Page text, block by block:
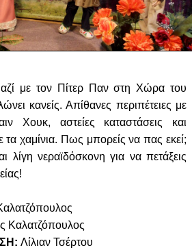
με τον Πίτερ Παν στη Χώρα του
κανείς. Απίθανες περιπέτειες με
Χουκ, αστείες καταστάσεις και
τα χαμίνια. Πως μπορείς να πας εκεί;
λίγη νεραϊδόσκονη για να πετάξεις
Καλατζόπουλος
Λίλιαν Τσέρτου